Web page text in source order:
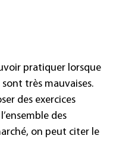
pratiquer lorsque
très mauvaises.
des exercices
des
on peut citer le